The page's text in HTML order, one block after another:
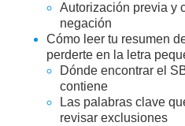
Autorización previa y
negación
Cómo leer tu resumen
perderte en la letra
Dónde encontrar el
contiene
Las palabras clave
revisar exclusiones